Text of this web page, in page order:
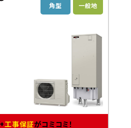
角型 一般地
+工事保証がコミコミ！